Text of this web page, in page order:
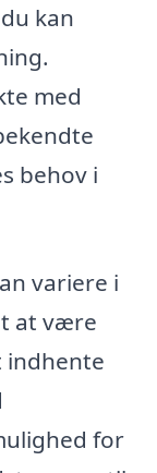
kan
med
behov i
variere i
at være
indhente
for